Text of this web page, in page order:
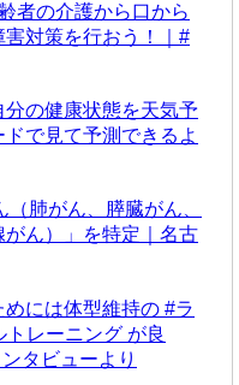
者の介護から口から
対策を行おう！｜#
の健康状態を天気予
で見て予測できるよ
肺がん、膵臓がん、
ん）」を特定｜名古
には体型維持の #ラ
レーニング が良
タビューより